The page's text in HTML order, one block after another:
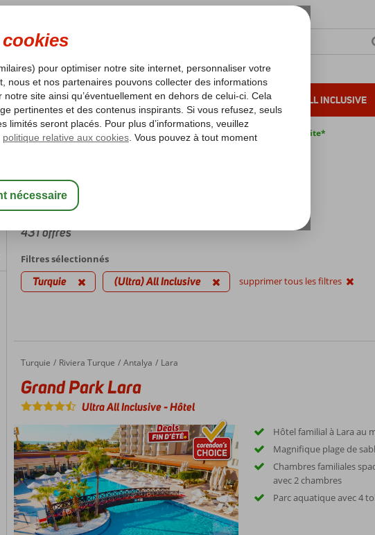
SOLEIL D'HIVER VACANCES AU SOLEIL ALL INCLUSIVE
du prix le plus bas* Pas de surcharge carburant Annulation gratuite*
Turquie
avec (Ultra) All Inclusive
431 offres
Filtres sélectionnés
Turquie (Ultra) All Inclusive supprimer tous les filtres
Accueil
Turquie Riviera Turque Antalya Lara
Grand Park Lara
Grand Park Lara
Ultra All Inclusive-Hôtel
Hôtel familial à Lara au
Magnifique plage de
Chambres familiales
avec 2 chambres
Parc aquatique avec 4